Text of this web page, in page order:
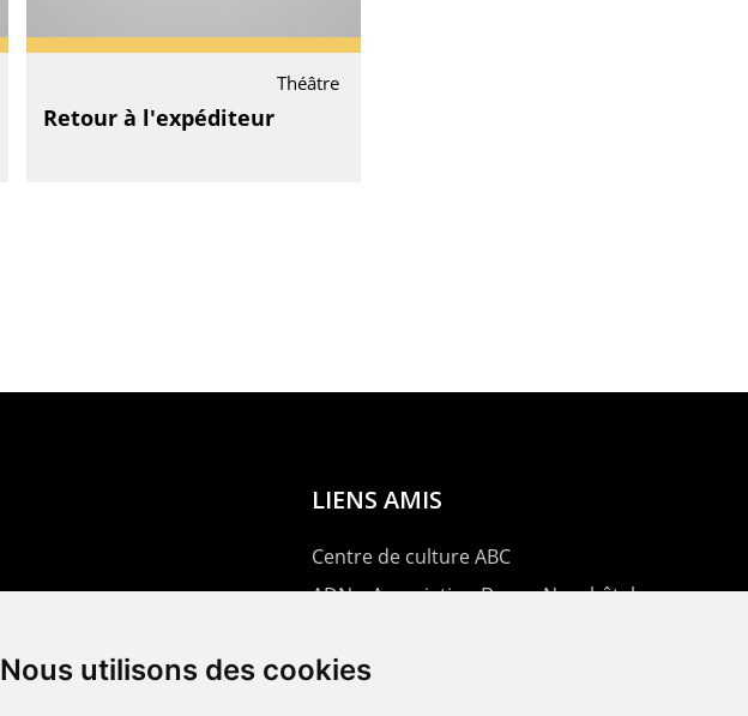
Nous utilisons des cookies
Théâtre
Retour à l'expéditeur
LIENS AMIS
Centre de culture ABC
ADN – Association Danse Neuchâtel